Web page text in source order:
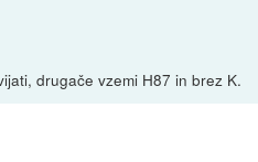
drugače vzemi H87 in brez K.